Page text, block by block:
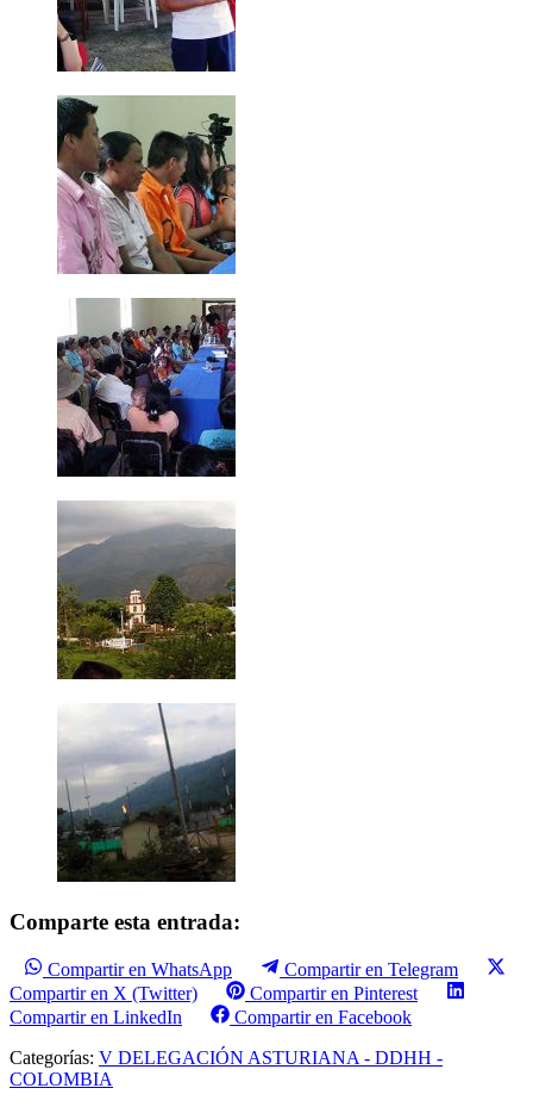
Comparte esta entrada:
Compartir en WhatsApp
Compartir en Telegram
Compartir en X (Twitter)
Compartir en Pinterest
Compartir en LinkedIn
Compartir en Facebook
Categorías: V DELEGACIÓN ASTURIANA - DDHH -
COLOMBIA